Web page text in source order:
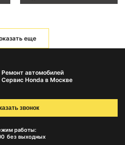
еще
Ремонт автомобилей
Сервис Honda в Москве
работы:
без выходных
звонок